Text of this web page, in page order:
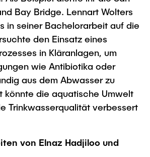
Bay Bridge. Lennart Wolters
in seiner Bachelorarbeit auf die
den Einsatz eines
in Kläranlagen, um
wie Antibiotika oder
aus dem Abwasser zu
könnte die aquatische Umwelt
Trinkwasserqualität verbessert
von Elnaz Hadjiloo und